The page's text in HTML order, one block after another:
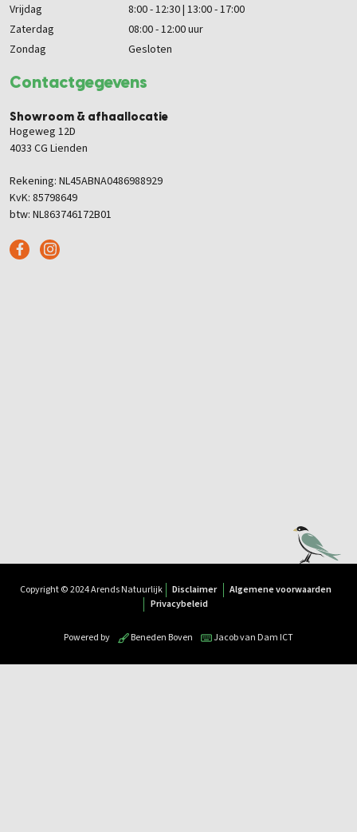
Contactgegevens
Showroom & afhaallocatie
Hogeweg 12D
4033 CG Lienden
Rekening: NL45ABNA0486988929
KvK: 85798649
btw: NL863746172B01
Vrijdag
8:00 - 12:30 | 13:00 - 17:00
Zaterdag
08:00 - 12:00 uur
Zondag
Gesloten
Copyright © 2024 Arends Natuurlijk Disclaimer
Algemene voorwaarden
Privacybeleid
Powered by Beneden Boven Jacob van Dam ICT